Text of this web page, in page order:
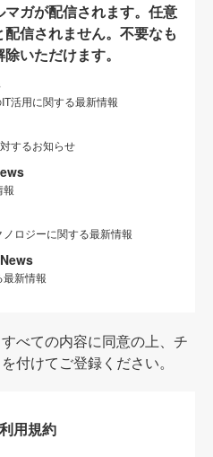
ガが配信されます。任意
信されません。不要なも
いただけます。
活用に関する最新情報
するお知らせ
報
ロジーに関する最新情報
新情報
べての内容に同意の上、チ
付けてご登録ください。
用規約